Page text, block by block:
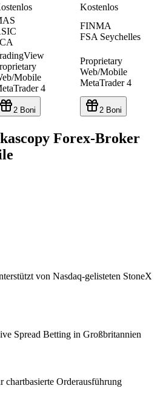
Kostenlos
FINMA
FSA Seychelles
Mobile
4
Proprietary
Web/Mobile
MetaTrader 4
2 Boni 2 Boni
Forex-Broker
von Nasdaq-gelisteten StoneX
Spread Betting in Großbritannien
Orderausführung